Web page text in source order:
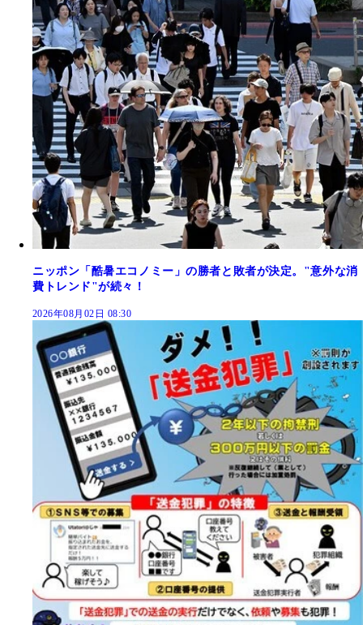
ニッポン「酷暑エコノミー」の勝者と敗者が決定。"意外な消
費トレンド"が続々！
2026年08月02日 08:30